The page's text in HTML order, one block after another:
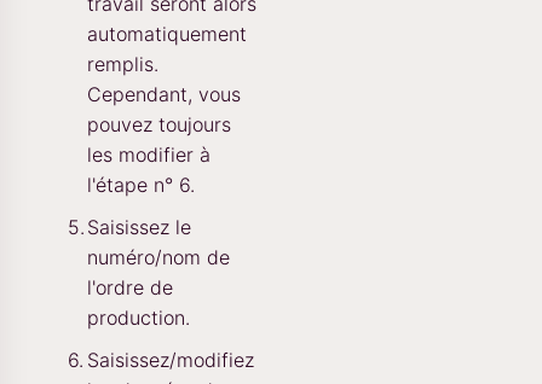
automatiquement
remplis.
Cependant, vous
pouvez toujours
les modifier à
l'étape n° 6.
Saisissez le
numéro/nom de
l'ordre de
production.
Saisissez/modifiez